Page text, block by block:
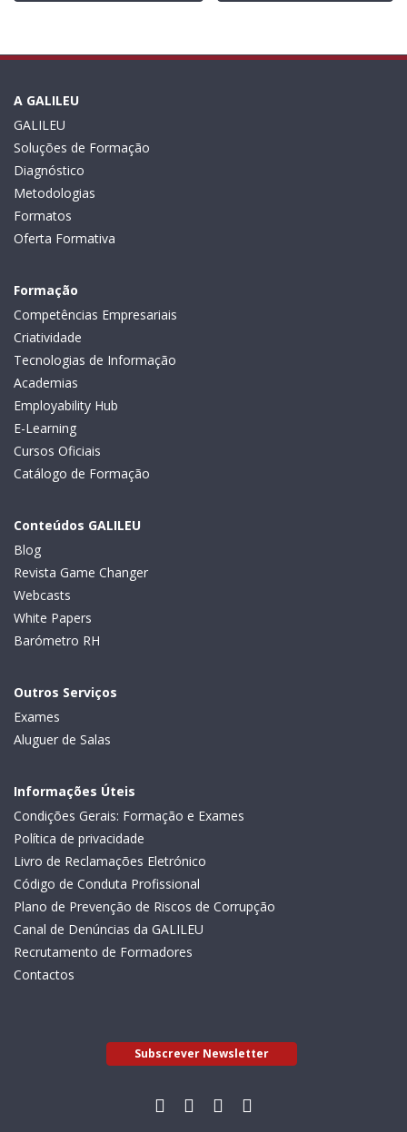
A GALILEU
GALILEU
Soluções de Formação
Diagnóstico
Metodologias
Formatos
Oferta Formativa
Formação
Competências Empresariais
Criatividade
Tecnologias de Informação
Academias
Employability Hub
E-Learning
Cursos Oficiais
Catálogo de Formação
Conteúdos GALILEU
Blog
Revista Game Changer
Webcasts
White Papers
Barómetro RH
Outros Serviços
Exames
Aluguer de Salas
Informações Úteis
Condições Gerais: Formação e Exames
Política de privacidade
Livro de Reclamações Eletrónico
Código de Conduta Profissional
Plano de Prevenção de Riscos de Corrupção
Canal de Denúncias da GALILEU
Recrutamento de Formadores
Contactos
Subscrever Newsletter